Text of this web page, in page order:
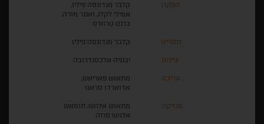
הפקה
קלבר מנדונסה־פיליו,
אמילי לקלו, ואגנר מורה,
ברנט טרוורס
תסריט קלבר מנדונסה־פיליו
צילום יבגניה אלכסנדרובה
עריכה
מתאוש פאריאש,
אדוארדו סראנו
מוזיקה
מתאוש אלווש, תומאש
אלווש־סוזה